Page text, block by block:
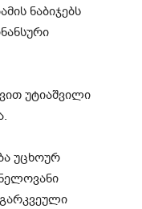
ნაბიჯებს
უტიაშვილი
უცხოურ